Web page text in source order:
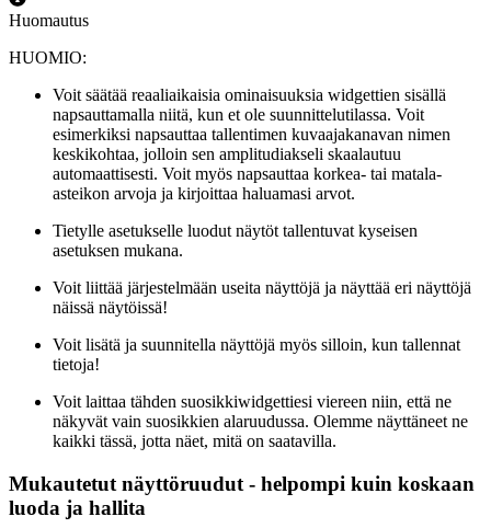
Huomautus
HUOMIO:
Voit säätää reaaliaikaisia ominaisuuksia widgettien sisällä
napsauttamalla niitä, kun et ole suunnittelutilassa. Voit
esimerkiksi napsauttaa tallentimen kuvaajakanavan nimen
keskikohtaa, jolloin sen amplitudiakseli skaalautuu
automaattisesti. Voit myös napsauttaa korkea- tai matala-
asteikon arvoja ja kirjoittaa haluamasi arvot.
Tietylle asetukselle luodut näytöt tallentuvat kyseisen
asetuksen mukana.
Voit liittää järjestelmään useita näyttöjä ja näyttää eri näyttöjä
näissä näytöissä!
Voit lisätä ja suunnitella näyttöjä myös silloin, kun tallennat
tietoja!
Voit laittaa tähden suosikkiwidgettiesi viereen niin, että ne
näkyvät vain suosikkien alaruudussa. Olemme näyttäneet ne
kaikki tässä, jotta näet, mitä on saatavilla.
Mukautetut näyttöruudut - helpompi kuin koskaan
luoda ja hallita